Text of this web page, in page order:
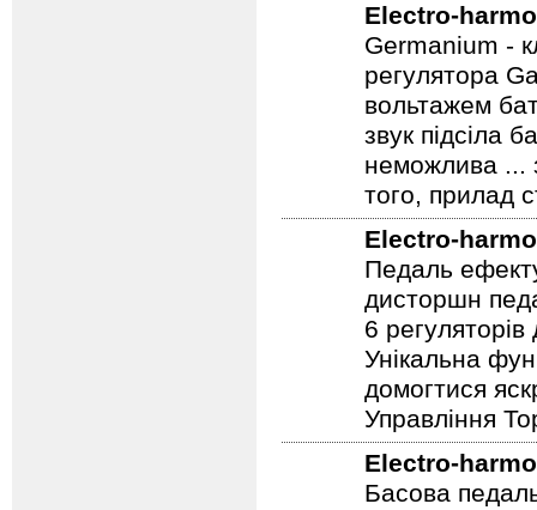
Electro-
Germanium -
регулятора
вольтажем
звук підсіла
неможлива ...
того, прилад
Electro-
Педаль
дисторшн
6
Унікальна
домогтися
Управління
Electro-
Басова